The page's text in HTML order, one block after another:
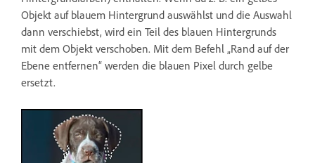
Objekt auf blauem Hintergrund auswählst und die Auswahl
dann verschiebst, wird ein Teil des blauen Hintergrunds
mit dem Objekt verschoben. Mit dem Befehl „Rand auf der
Ebene entfernen“ werden die blauen Pixel durch gelbe
ersetzt.